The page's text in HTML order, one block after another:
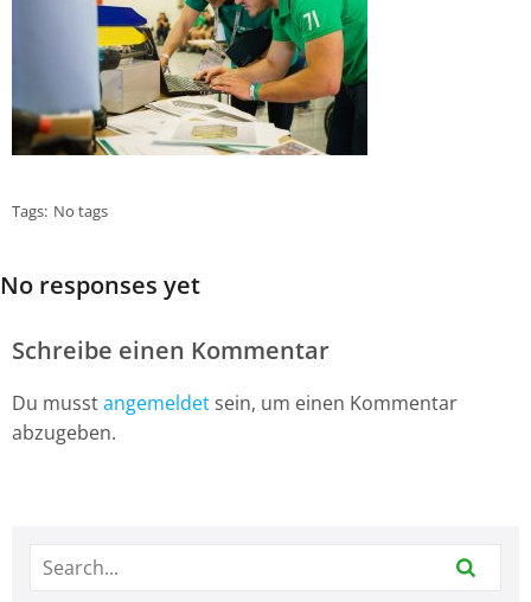
Tags: No tags
No responses yet
Schreibe einen Kommentar
Du musstangemeldet sein, um einen Kommentar
abzugeben.